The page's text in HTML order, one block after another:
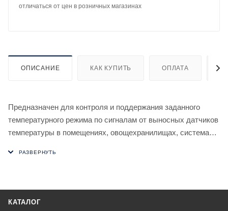
отличаться от цен в розничных магазинах
ОПИСАНИЕ КАК КУПИТЬ ОПЛАТА
Предназначен для контроля и поддержания заданного
температурного режима по сигналам от выносных датчиков
температуры в помещениях, овощехранилищах, системах
КАТАЛОГ